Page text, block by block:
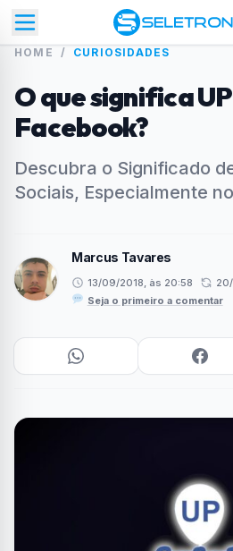
HOME / CURIOSIDADES
O que significa
Facebook?
Descubra o Significado
Sociais, Especialmente
Marcus Tavares
13/09/2018, às 20:58
Seja o primeiro a comentar